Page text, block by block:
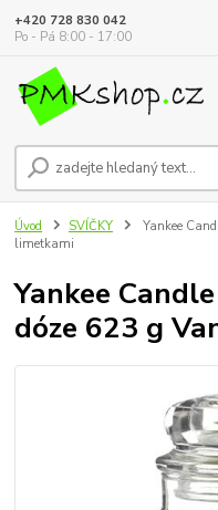
+420 728 830 042
Po - Pá 8:00 - 17:00
Úvod SVÍČKY
Yankee
limetkami
Yankee
dóze 623 g